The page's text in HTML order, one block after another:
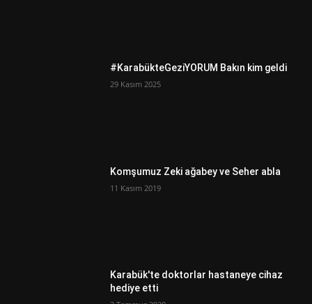
#KarabükteGeziYORUM Bakın kim geldi
29 Kasım 2025
Komşumuz Zeki ağabey ve Seher abla
11 Kasım 2019
Karabük'te doktorlar hastaneye cihaz
hediye etti